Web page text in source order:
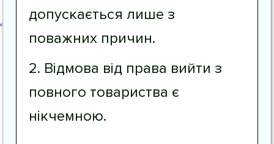
допускається лише з
поважних причин.
2. Відмова від права вийти з
повного товариства є
нікчемною.